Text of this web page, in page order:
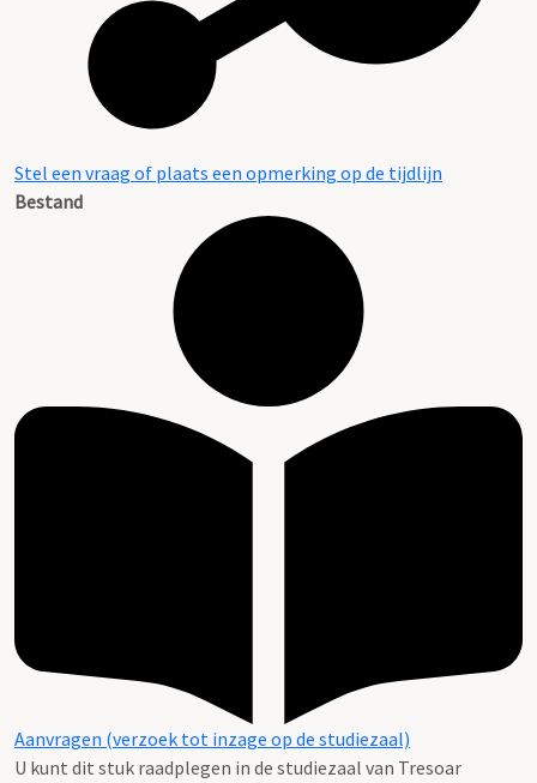
Stel een vraag of plaats een opmerking op de tijdlijn
Bestand
Aanvragen (verzoek tot inzage op de studiezaal)
U kunt dit stuk raadplegen in de studiezaal van Tresoar